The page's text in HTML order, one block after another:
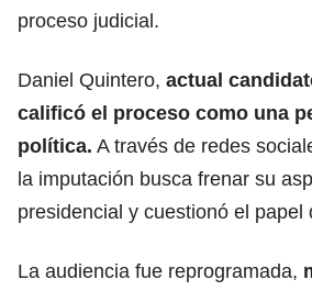
proceso judicial.
Daniel Quintero, actual
calificó el proceso como una
política. A través de redes
la imputación busca frenar su
presidencial y cuestionó el papel
La audiencia fue reprogramada,